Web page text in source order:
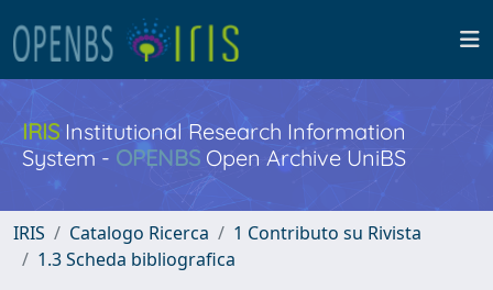
IRISInstitutional Research Information
System - OPENBS Open Archive UniBS
IRIS Catalogo Ricerca
1 Contributo su Rivista
1.3 Scheda bibliografica